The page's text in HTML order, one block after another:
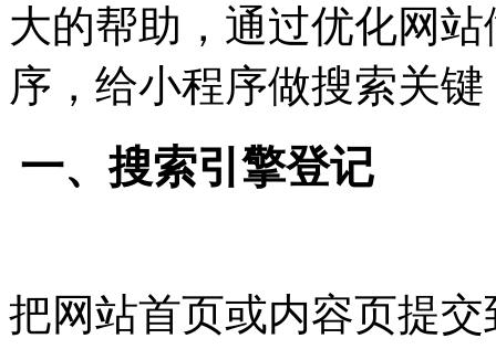
大的帮助，通过优化网
序，给小程序做搜索关键
一、搜索引擎登记
把网站首页或内容页提交